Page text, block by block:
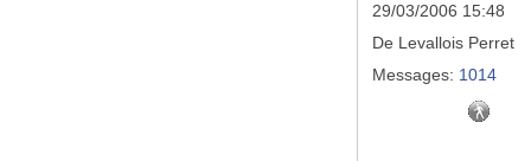
29/03/2006 15:48
De Levallois Perret
Messages: 1014